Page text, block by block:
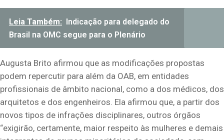
Leia Também:
Indicação para delegado do
Brasil na OMC segue para o Plenário
Augusta Brito afirmou que as modificações propostas
podem repercutir para além da OAB, em entidades
profissionais de âmbito nacional, como a dos médicos, dos
arquitetos e dos engenheiros. Ela afirmou que, a partir dos
novos tipos de infrações disciplinares, outros órgãos
“exigirão, certamente, maior respeito às mulheres e demais